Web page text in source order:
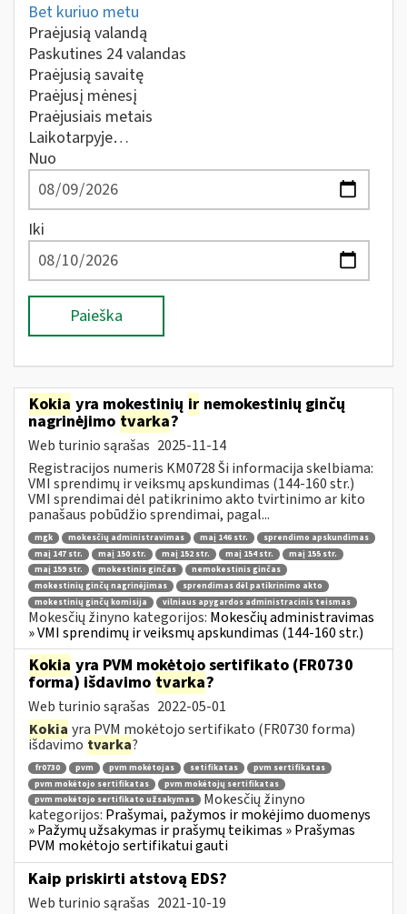
Bet kuriuo metu
Praėjusią valandą
Paskutines 24 valandas
Praėjusią savaitę
Praėjusį mėnesį
Praėjusiais metais
Laikotarpyje…
Nuo
Iki
Paieška
Kokia yra mokestinių ir nemokestinių ginčų
nagrinėjimo tvarka?
Web turinio sąrašas 2025-11-14
Registracijos numeris KM0728 Ši informacija skelbiama:
VMI sprendimų ir veiksmų apskundimas (144-160 str.)
VMI sprendimai dėl patikrinimo akto tvirtinimo ar kito
panašaus pobūdžio sprendimai, pagal...
mgk mokesčių administravimas maį 146 str.
sprendimo apskundimas
maį 147 str.
maį 150 str. maį 152 str. maį 154 str.
maį 155 str.
maį 159 str.
mokestinis ginčas
nemokestinis ginčas
mokestinių ginčų nagrinėjimas
sprendimas dėl patikrinimo akto
mokestinių ginčų komisija
vilniaus apygardos administracinis teismas
Mokesčių žinyno kategorijos: Mokesčių administravimas
» VMI sprendimų ir veiksmų apskundimas (144-160 str.)
Kokia yra PVM mokėtojo sertifikato (FR0730
forma) išdavimo tvarka?
Web turinio sąrašas 2022-05-01
Kokia yra PVM mokėtojo sertifikato (FR0730 forma)
išdavimo tvarka?
fr0730 pvm pvm mokėtojas setifikatas
pvm sertifikatas
pvm mokėtojo sertifikatas
pvm mokėtojų sertifikatas
pvm mokėtojo sertifikato užsakymas
Mokesčių žinyno
kategorijos: Prašymai, pažymos ir mokėjimo duomenys
» Pažymų užsakymas ir prašymų teikimas » Prašymas
PVM mokėtojo sertifikatui gauti
Kaip priskirti atstovą EDS?
Web turinio sąrašas 2021-10-19